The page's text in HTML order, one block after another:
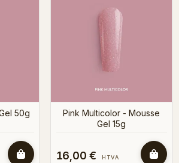
50g
Pink Multicolor - Mousse
Gel 15g
16,00 € HTVA